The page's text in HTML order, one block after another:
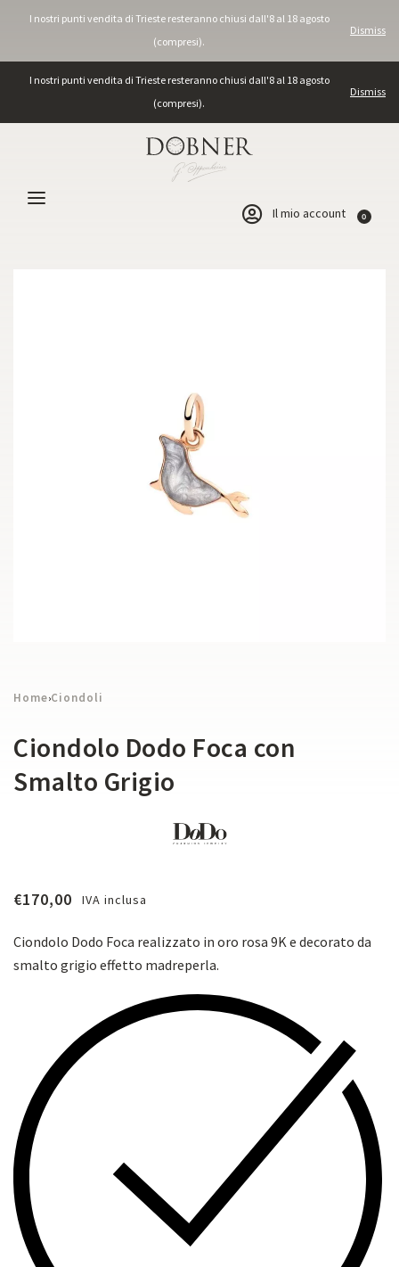
I nostri punti vendita di Trieste resteranno chiusi dall'8 al 18 agosto
(compresi).
Dismiss
I nostri punti vendita di Trieste resteranno chiusi dall'8 al 18 agosto
(compresi).
Dismiss
Il mio account 0
Home›Ciondoli
Ciondolo Dodo Foca con
Smalto Grigio
€170,00 IVA inclusa
Ciondolo Dodo Foca realizzato in oro rosa 9K e decorato da
smalto grigio effetto madreperla.